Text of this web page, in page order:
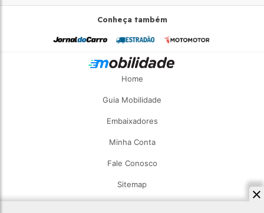
Conheça também
Home
Guia Mobilidade
Embaixadores
Minha Conta
Fale Conosco
Sitemap